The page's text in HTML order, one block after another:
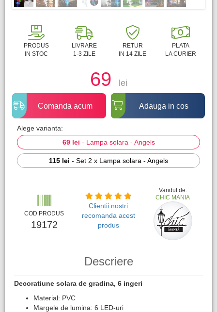
PRODUS
IN STOC
LIVRARE
1-3 ZILE
RETUR
IN 14 ZILE
PLATA
LA CURIER
69 lei
Comanda acum Adauga in cos
Alege varianta:
69 lei - Lampa solara - Angels
115 lei - Set 2 x Lampa solara - Angels
COD PRODUS
19172
Clientii nostri
recomanda acest
produs
Vandut de:
CHIC MANIA
Descriere
Decoratiune solara de gradina, 6 ingeri​
Material: PVC
Margele de lumina: 6 LED-uri